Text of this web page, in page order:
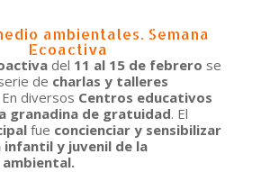
ambientales. Semana
Ecoactiva
del 11 al 15 de febrero se
de charlas y talleres
En diversos Centros educativos
granadina de gratuidad. El
fue concienciar y sensibilizar
infantil y juvenil de la